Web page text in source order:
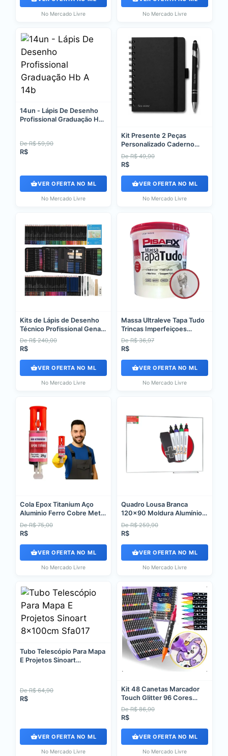
No Mercado Livre No Mercado Livre
14un - Lápis De Desenho
Profissional Graduação Hb
De R$ 59,90
R$
VER OFERTA NO ML
No Mercado Livre
Kit Presente 2 Peças
Personalizado Caderno
Caneta Preto
De R$ 49,90
R$
VER OFERTA NO ML
No Mercado Livre
Kits de Lápis de Desenho
Técnico Profissional Genai
com 145 Peças
De R$ 240,00
R$
VER OFERTA NO ML
No Mercado Livre
Massa Ultraleve Tapa Tudo
Trincas Imperfeiçoes
Parede 340g Cor Branco
De R$ 36,97
R$
VER OFERTA NO ML
No Mercado Livre
Cola Epox Titanium Aço
Aluminio Ferro Cobre Metal
HOD ACTIVEWEAR
De R$ 75,00
R$
VER OFERTA NO ML
No Mercado Livre
Quadro Lousa Branca
120x90 Moldura Alumínio +
4 Can 1 Apg Branco
De R$ 259,90
R$
VER OFERTA NO ML
No Mercado Livre
Tubo Telescópio Para Mapa
E Projetos Sinoart
De R$ 64,90
R$
VER OFERTA NO ML
No Mercado Livre
Kit 48 Canetas Marcador
Touch Glitter 96 Cores
Ponta Dupla 96 Cores
De R$ 86,90
R$
VER OFERTA NO ML
No Mercado Livre